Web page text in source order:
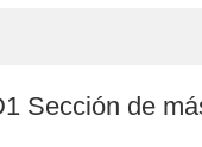
Sección de